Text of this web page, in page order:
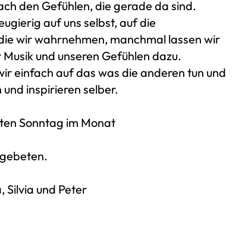
den Gefühlen, die gerade da sind.
auf uns selbst, auf die
wir wahrnehmen, manchmal lassen wir
und unseren Gefühlen dazu.
einfach auf das was die anderen tun und
und inspirieren selber.
Sonntag im Monat
Silvia und Peter